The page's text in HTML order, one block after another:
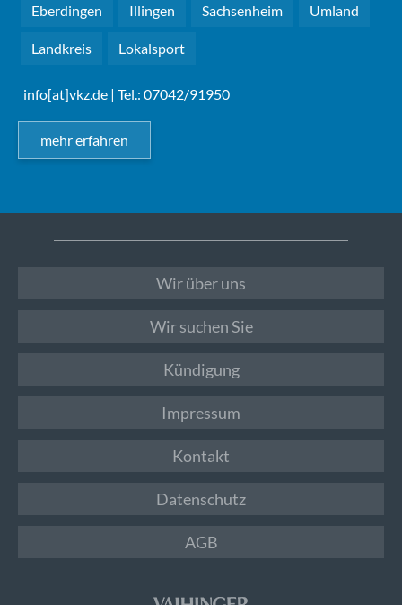
Eberdingen Illingen Sachsenheim Umland
Landkreis Lokalsport
info[at]vkz.de | Tel.: 07042/91950
mehr erfahren
Wir über uns
Wir suchen Sie
Kündigung
Impressum
Kontakt
Datenschutz
AGB